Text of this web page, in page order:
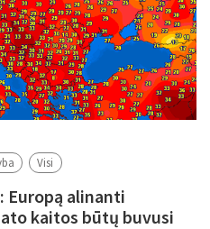
Visi
Europą alinanti
kaitos būtų buvusi